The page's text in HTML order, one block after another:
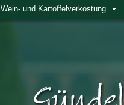
Wein- und Kartoffelverkostung